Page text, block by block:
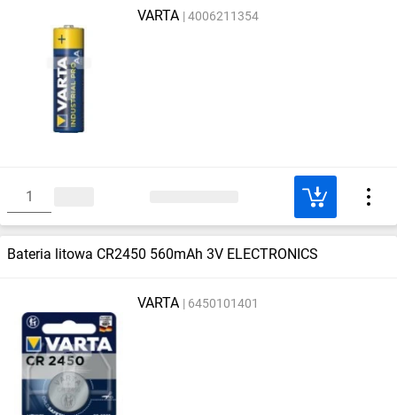
VARTA 4006211354
Bateria litowa CR2450 560mAh 3V ELECTRONICS
VARTA 6450101401